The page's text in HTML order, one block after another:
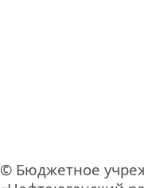
© Бюджетное